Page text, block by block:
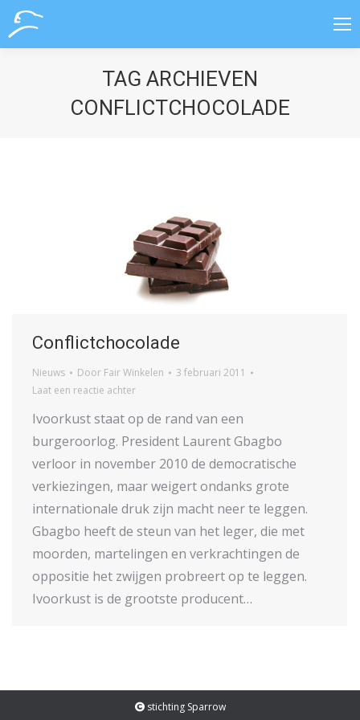
TAG ARCHIEVEN
CONFLICTCHOCOLADE
Conflictchocolade
Nieuws Door Fair Winkelen
3 februari 2011
Laat een reactie achter
Ivoorkust staat op de rand van een
burgeroorlog. President Laurent Gbagbo
verloor in november 2010 de democratische
verkiezingen, maar weigert ondanks grote
internationale druk zijn macht neer te leggen.
Gbagbo heeft de steun van het leger, die met
moorden, martelingen en verkrachtingen de
oppositie het zwijgen probreert op te leggen.
Ivoorkust is de grootste producent…
stichting Sparrow